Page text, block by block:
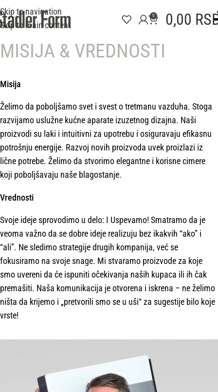
Skip to navigation
Skip to main content
0 0,00
MISIJA & VREDNOSTI
Misija
Želimo da poboljšamo svet i svest o tretmanu vazduha. Stoga
razvijamo uslužne kućne aparate izuzetnog dizajna. Naši
proizvodi su laki i intuitivni za upotrebu i osiguravaju efikasnu
potrošnju energije. Razvoj novih proizvoda uvek proizlazi iz
lične potrebe. Želimo da stvorimo elegantne i korisne cimere
koji poboljšavaju naše blagostanje.
Vrednosti
Svoje ideje sprovodimo u delo: I Uspevamo! Smatramo da je
veoma važno da se dobre ideje realizuju bez ikakvih “ako” i
“ali”. Ne sledimo strategije drugih kompanija, već se
fokusiramo na svoje snage. Mi stvaramo proizvode za koje
smo uvereni da će ispuniti očekivanja naših kupaca ili ih čak
premašiti. Naša komunikacija je otvorena i iskrena – ne želimo
ništa da krijemo i „pretvorili smo se u uši“ za sugestije bilo koje
vrste!